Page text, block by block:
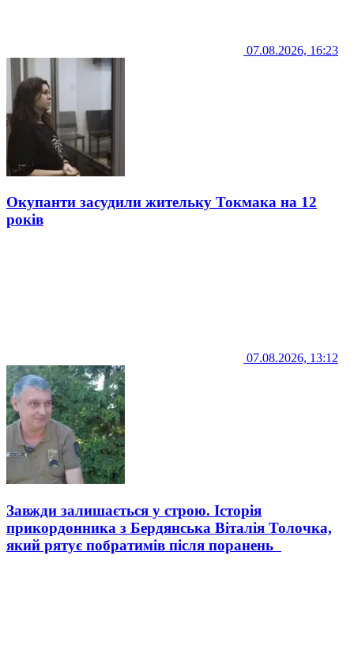
07.08.2026, 16:23
Окупанти засудили жительку Токмака на 12
років
07.08.2026, 13:12
Завжди залишається у строю. Історія
прикордонника з Бердянська Віталія Толочка,
який рятує побратимів після поранень